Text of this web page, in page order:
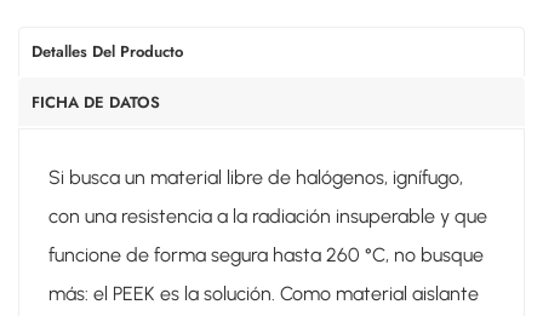
Detalles Del Producto
FICHA DE DATOS
Si busca un material libre de halógenos, ignífugo,
con una resistencia a la radiación insuperable y que
funcione de forma segura hasta 260 °C, no busque
más: el PEEK es la solución. Como material aislante